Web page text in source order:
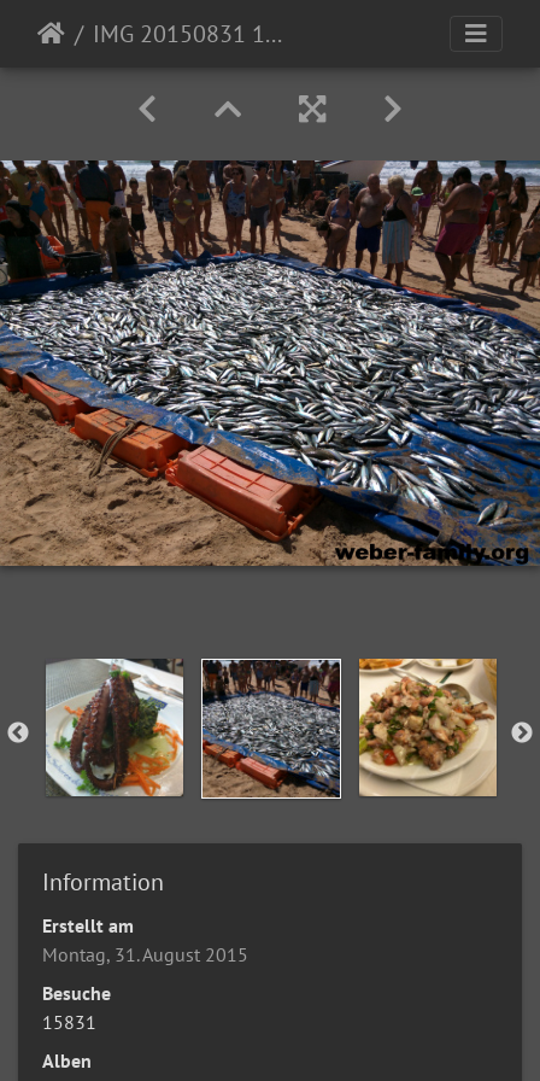
IMG 20150831 150949
Information
Erstellt am
Montag, 31. August 2015
Besuche
15831
Alben